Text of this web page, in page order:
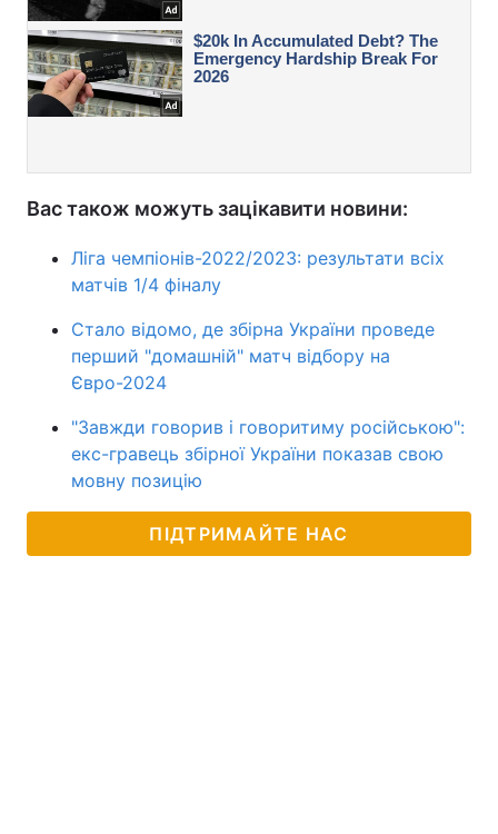
Вас також можуть зацікавити новини:
Ліга чемпіонів-2022/2023: результати всіх
матчів 1/4 фіналу
Стало відомо, де збірна України проведе
перший "домашній" матч відбору на
Євро-2024
"Завжди говорив і говоритиму російською":
екс-гравець збірної України показав свою
мовну позицію
ПІДТРИМАЙТЕ НАС